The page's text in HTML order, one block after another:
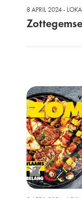
8 APRIL 2024 -